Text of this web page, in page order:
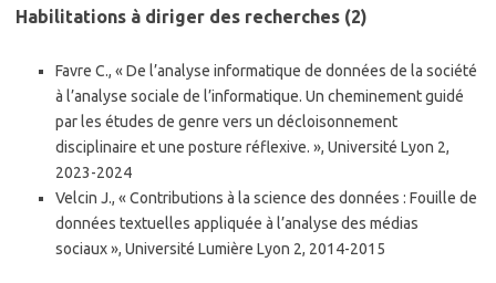
Habilitations à diriger des recherches (2)
Favre C., « De l’analyse informatique de données de la société
à l’analyse sociale de l’informatique. Un cheminement guidé
par les études de genre vers un décloisonnement
disciplinaire et une posture réflexive. », Université Lyon 2,
2023-2024
Velcin J., « Contributions à la science des données : Fouille de
données textuelles appliquée à l’analyse des médias
sociaux », Université Lumière Lyon 2, 2014-2015